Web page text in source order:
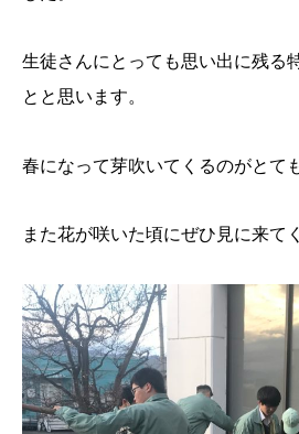
生徒さんにとっても思い出に残る
とと思います。
春になって芽吹いてくるのがとて
また花が咲いた頃にぜひ見に来て